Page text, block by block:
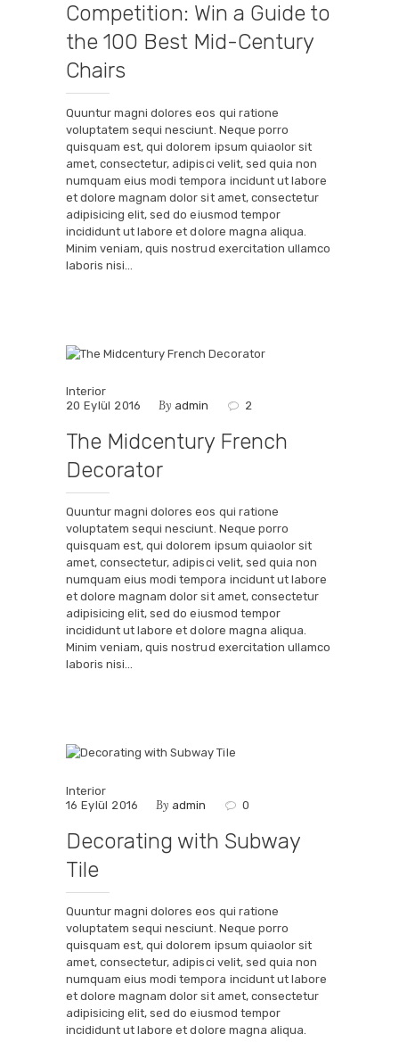
Competition: Win a Guide to
the 100 Best Mid-Century
Chairs
Quuntur magni dolores eos qui ratione
voluptatem sequi nesciunt. Neque porro
quisquam est, qui dolorem ipsum quiaolor sit
amet, consectetur, adipisci velit, sed quia non
numquam eius modi tempora incidunt ut labore
et dolore magnam dolor sit amet, consectetur
adipisicing elit, sed do eiusmod tempor
incididunt ut labore et dolore magna aliqua.
Minim veniam, quis nostrud exercitation ullamco
laboris nisi…
Interior
20 Eylül 2016
By admin 2
The Midcentury French
Decorator
Quuntur magni dolores eos qui ratione
voluptatem sequi nesciunt. Neque porro
quisquam est, qui dolorem ipsum quiaolor sit
amet, consectetur, adipisci velit, sed quia non
numquam eius modi tempora incidunt ut labore
et dolore magnam dolor sit amet, consectetur
adipisicing elit, sed do eiusmod tempor
incididunt ut labore et dolore magna aliqua.
Minim veniam, quis nostrud exercitation ullamco
laboris nisi…
Interior
16 Eylül 2016
By admin 0
Decorating with Subway
Tile
Quuntur magni dolores eos qui ratione
voluptatem sequi nesciunt. Neque porro
quisquam est, qui dolorem ipsum quiaolor sit
amet, consectetur, adipisci velit, sed quia non
numquam eius modi tempora incidunt ut labore
et dolore magnam dolor sit amet, consectetur
adipisicing elit, sed do eiusmod tempor
incididunt ut labore et dolore magna aliqua.